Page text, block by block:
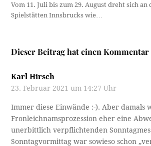
Vom 11. Juli bis zum 29. August dreht sich an
Spielstätten Innsbrucks wie…
Dieser Beitrag hat einen Kommentar
Karl Hirsch
23. Februar 2021 um 14:27 Uhr
Immer diese Einwände :-). Aber damals
Fronleichnamsprozession eher eine
unerbittlich verpflichtenden
Sonntagvormittag war sowieso schon